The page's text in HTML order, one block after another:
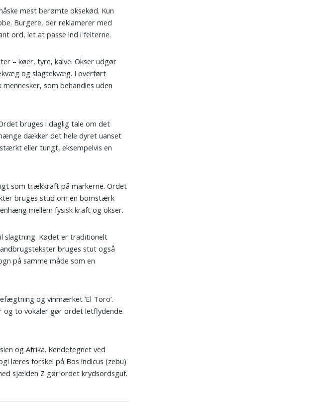
mest berømte oksekød. Kun
Burgere, der reklamerer med
ord, let at passe ind i felterne.
– køer, tyre, kalve. Okser udgør
og slagtekvæg. I overført
som behandles uden
bruges i daglig tale om det
dækker det hele dyret uanset
eller tungt, eksempelvis en
som trækkraft på markerne. Ordet
bruges stud om en bomstærk
mellem fysisk kraft og okser.
slagtning. Kødet er traditionelt
bruges stut også
på samme måde som en
og vinmærket ’El Toro’.
og to vokaler gør ordet letflydende.
og Afrika. Kendetegnet ved
læres forskel på Bos indicus (zebu)
sjælden Z gør ordet krydsordsguf.